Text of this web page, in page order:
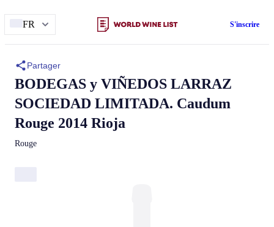
FR S'inscrire
Partager
BODEGAS y VIÑEDOS LARRAZ
SOCIEDAD LIMITADA. Caudum
Rouge 2014 Rioja
Rouge